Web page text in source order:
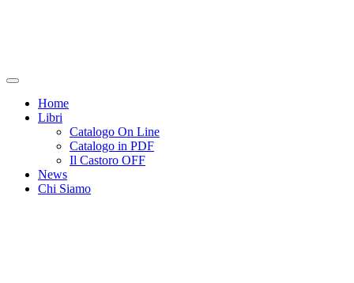
Home
Libri
Catalogo On Line
Catalogo in PDF
Il Castoro OFF
News
Chi Siamo